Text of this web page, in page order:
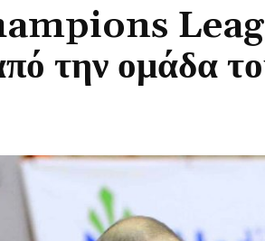
την ομάδα